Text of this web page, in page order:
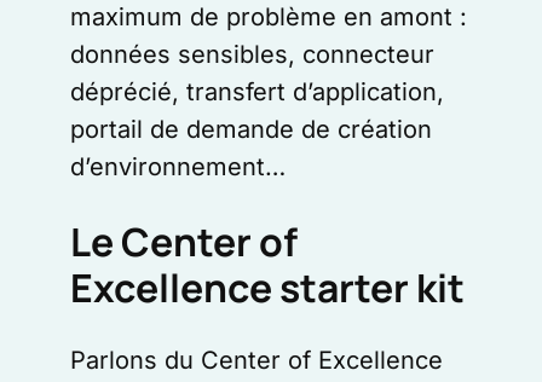
maximum de problème en amont :
données sensibles, connecteur
déprécié, transfert d’application,
portail de demande de création
d’environnement…
Le Center of
Excellence starter kit
Parlons du Center of Excellence